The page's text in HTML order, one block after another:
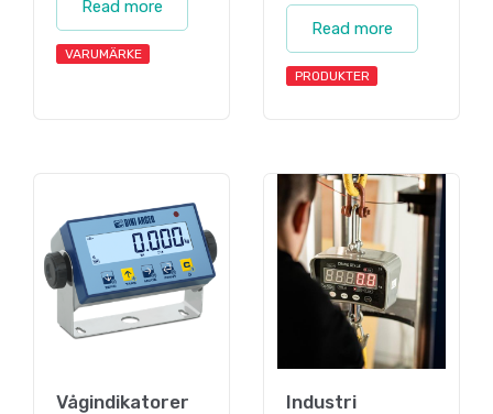
Read more
VARUMÄRKE
Read more
PRODUKTER
Vågindikatorer Industri